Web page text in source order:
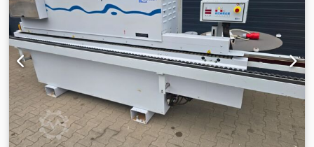
bearbejdes. Bearbejdningsteknologi til formede emner: Til
mindre værksteder tilbyder FTK 130 en fleksibel og
omkostningseffektiv løsning til deres trimningsbehov. For
at kunne bearbejde både indvendige og udvendige former
er fræsemotorerne monteret lodret. Fræse- og kapenheder
til samtidig over- og underfræsning/rensfræsning af
overskydende kantbåndsmateriale på emner med lige
kanter samt på formede emner med indvendige og
udvendige radier. Kappenhed til præcis afkortning af
overskydende for- og bagside kantbåndsmateriale i